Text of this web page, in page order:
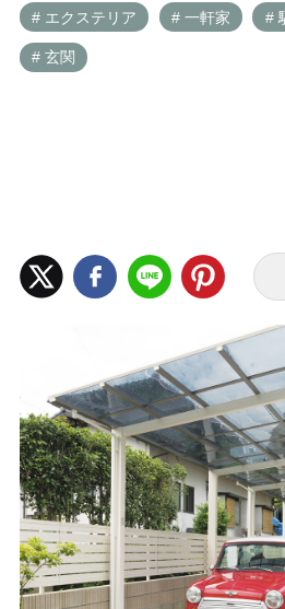
# エクステリア # 一軒家 #
# 玄関